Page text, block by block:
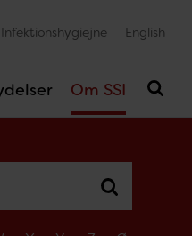
Om SSI
Infektionshygiejne English